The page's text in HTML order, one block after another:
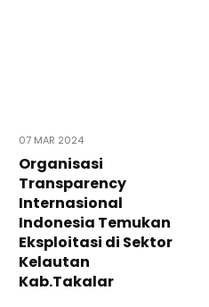
07 MAR 2024
Organisasi
Transparency
Internasional
Indonesia Temukan
Eksploitasi di Sektor
Kelautan
Kab.Takalar